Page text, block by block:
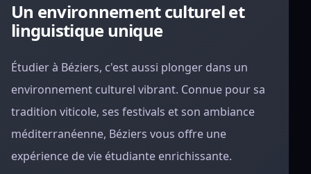
Un environnement culturel et
linguistique unique
Étudier à Béziers, c'est aussi plonger dans un
environnement culturel vibrant. Connue pour sa
tradition viticole, ses festivals et son ambiance
méditerranéenne, Béziers vous offre une
expérience de vie étudiante enrichissante.